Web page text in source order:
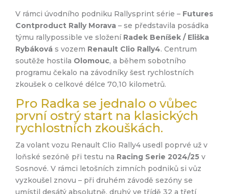
V rámci úvodního podniku Rallysprint série – Futures
Contproduct Rally Morava – se představila posádka
týmu rallypossible ve složení Radek Beníšek / Eliška
Rybáková s vozem Renault Clio Rally4. Centrum
soutěže hostila Olomouc, a během sobotního
programu čekalo na závodníky šest rychlostních
zkoušek o celkové délce 70,10 kilometrů.
Pro Radka se jednalo o vůbec
první ostrý start na klasických
rychlostních zkouškách.
Za volant vozu Renault Clio Rally4 usedl poprvé už v
loňské sezóně při testu na Racing Serie 2024/25 v
Sosnové. V rámci letošních zimních podniků si vůz
vyzkoušel znovu – při druhém závodě sezóny se
umístil desátý absolutně, druhý ve třídě 32 a třetí